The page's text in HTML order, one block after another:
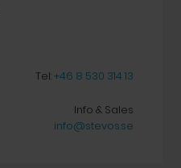
Tel:+46 8 530 314 13
Info & Sales
info@stevos.se